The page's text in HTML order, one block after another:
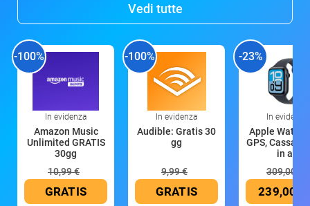
Vedi tutte
-100%
In evidenza
Amazon Music
Unlimited GRATIS
30gg
10,99 €
GRATIS
-100%
In evidenza
Audible: Gratis 30
gg
9,99 €
GRATIS
-23%
In evidenza
Apple Watch
GPS, Cassa
in all
309,00 €
239,00 €